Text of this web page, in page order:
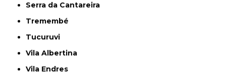
Serra da Cantareira
Tremembé
Tucuruvi
Vila Albertina
Vila Endres